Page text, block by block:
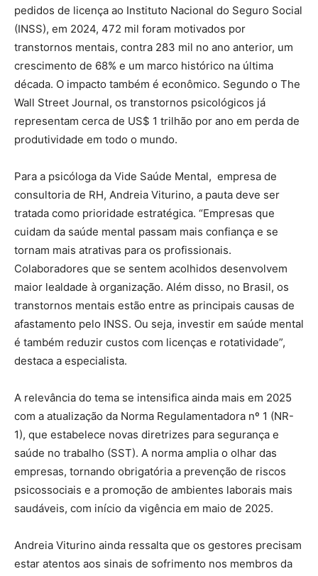
pedidos de licença ao Instituto Nacional do Seguro Social
(INSS), em 2024, 472 mil foram motivados por
transtornos mentais, contra 283 mil no ano anterior, um
crescimento de 68% e um marco histórico na última
década. O impacto também é econômico. Segundo o The
Wall Street Journal, os transtornos psicológicos já
representam cerca de US$ 1 trilhão por ano em perda de
produtividade em todo o mundo.
Para a psicóloga da Vide Saúde Mental, empresa de
consultoria de RH, Andreia Viturino, a pauta deve ser
tratada como prioridade estratégica. “Empresas que
cuidam da saúde mental passam mais confiança e se
tornam mais atrativas para os profissionais.
Colaboradores que se sentem acolhidos desenvolvem
maior lealdade à organização. Além disso, no Brasil, os
transtornos mentais estão entre as principais causas de
afastamento pelo INSS. Ou seja, investir em saúde mental
é também reduzir custos com licenças e rotatividade”,
destaca a especialista.
A relevância do tema se intensifica ainda mais em 2025
com a atualização da Norma Regulamentadora nº 1 (NR-
1), que estabelece novas diretrizes para segurança e
saúde no trabalho (SST). A norma amplia o olhar das
empresas, tornando obrigatória a prevenção de riscos
psicossociais e a promoção de ambientes laborais mais
saudáveis, com início da vigência em maio de 2025.
Andreia Viturino ainda ressalta que os gestores precisam
estar atentos aos sinais de sofrimento nos membros da